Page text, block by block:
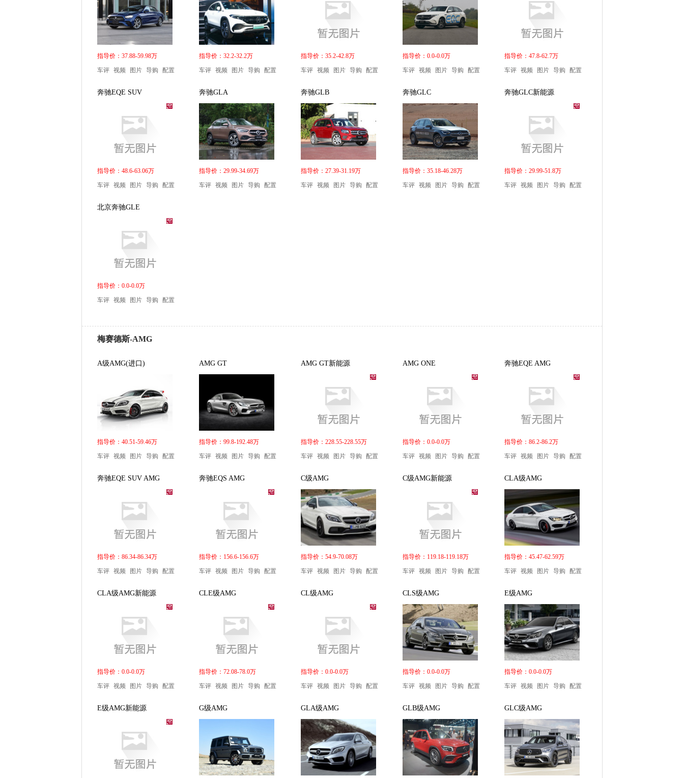
指导价：37.88-59.98万
车评 视频 图片 导购 配置
指导价：32.2-32.2万
车评 视频 图片 导购 配置
指导价：35.2-42.8万
车评 视频 图片 导购 配置
指导价：0.0-0.0万
车评 视频 图片 导购 配置
指导价：47.8-62.7万
车评 视频 图片 导购 配置
奔驰EQE SUV
指导价：48.6-63.06万
车评 视频 图片 导购 配置
奔驰GLA
指导价：29.99-34.69万
车评 视频 图片 导购 配置
奔驰GLB
指导价：27.39-31.19万
车评 视频 图片 导购 配置
奔驰GLC
指导价：35.18-46.28万
车评 视频 图片 导购 配置
奔驰GLC新能源
指导价：29.99-51.8万
车评 视频 图片 导购 配置
北京奔驰GLE
指导价：0.0-0.0万
车评 视频 图片 导购 配置
梅赛德斯-AMG
A级AMG(进口)
指导价：40.51-59.46万
车评 视频 图片 导购 配置
AMG GT
指导价：99.8-192.48万
车评 视频 图片 导购 配置
AMG GT新能源
指导价：228.55-228.55万
车评 视频 图片 导购 配置
AMG ONE
指导价：0.0-0.0万
车评 视频 图片 导购 配置
奔驰EQE AMG
指导价：86.2-86.2万
车评 视频 图片 导购 配置
奔驰EQE SUV AMG
指导价：86.34-86.34万
车评 视频 图片 导购 配置
奔驰EQS AMG
指导价：156.6-156.6万
车评 视频 图片 导购 配置
C级AMG
指导价：54.9-70.08万
车评 视频 图片 导购 配置
C级AMG新能源
指导价：119.18-119.18万
车评 视频 图片 导购 配置
CLA级AMG
指导价：45.47-62.59万
车评 视频 图片 导购 配置
CLA级AMG新能源
指导价：0.0-0.0万
车评 视频 图片 导购 配置
CLE级AMG
指导价：72.08-78.0万
车评 视频 图片 导购 配置
CL级AMG
指导价：0.0-0.0万
车评 视频 图片 导购 配置
CLS级AMG
指导价：0.0-0.0万
车评 视频 图片 导购 配置
E级AMG
指导价：0.0-0.0万
车评 视频 图片 导购 配置
E级AMG新能源 G级AMG GLA级AMG GLB级AMG GLC级AMG